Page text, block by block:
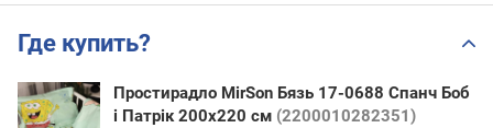
Где купить?
Простирадло MirSon Бязь 17-0688 Спанч Боб
і Патрік 200x220 см (2200010282351)